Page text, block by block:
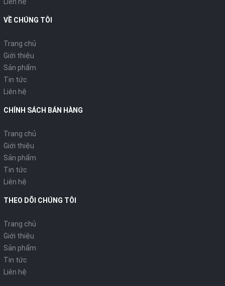
VỀ CHÚNG TÔI
Trang chủ
Giới thiệu
Sản phẩm
Tin tức
Liên hệ
CHÍNH SÁCH BÁN HÀNG
Trang chủ
Giới thiệu
Sản phẩm
Tin tức
Liên hệ
THEO DÕI CHÚNG TÔI
Trang chủ
Giới thiệu
Sản phẩm
Tin tức
Liên hệ